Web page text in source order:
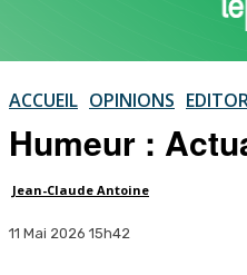
ACCUEIL OPINIONS
Humeur :
Jean-Claude Antoine
11 Mai 2026 15h42